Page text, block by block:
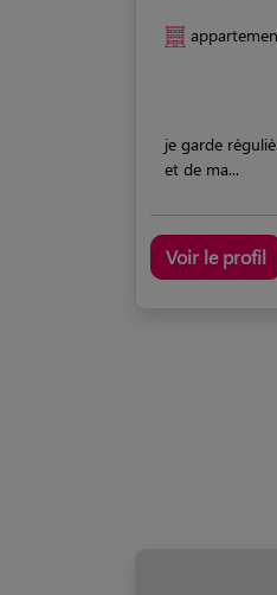
je garde
et de ma...
Voir le profil